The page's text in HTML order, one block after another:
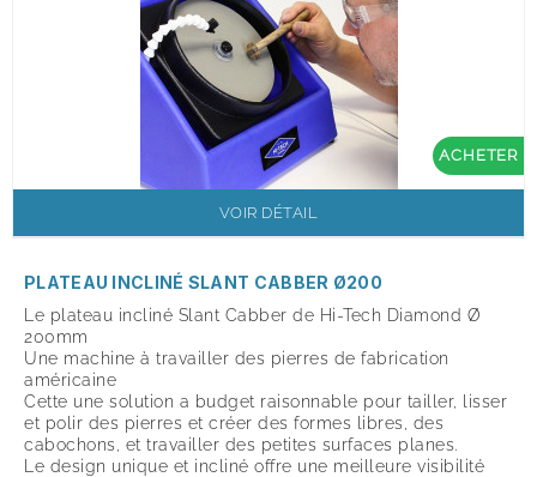
ACHETER
VOIR DÉTAIL
PLATEAU INCLINÉ SLANT CABBER Ø200
Le plateau incliné Slant Cabber de Hi-Tech Diamond Ø
200mm
Une machine à travailler des pierres de fabrication
américaine
Cette une solution a budget raisonnable pour tailler, lisser
et polir des pierres et créer des formes libres, des
cabochons, et travailler des petites surfaces planes.
Le design unique et incliné offre une meilleure visibilité